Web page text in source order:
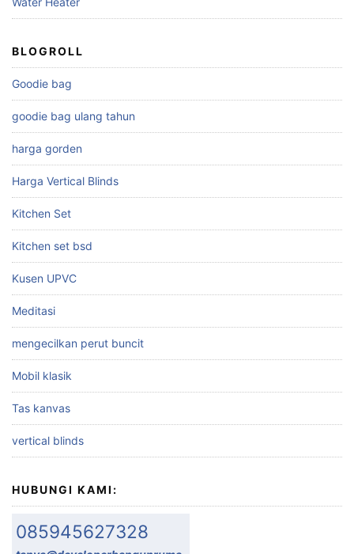
BLOGROLL
Goodie bag
goodie bag ulang tahun
harga gorden
Harga Vertical Blinds
Kitchen Set
Kitchen set bsd
Kusen UPVC
Meditasi
mengecilkan perut buncit
Mobil klasik
Tas kanvas
vertical blinds
HUBUNGI KAMI:
085945627328